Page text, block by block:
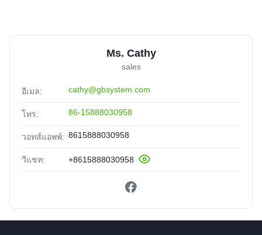
Ms. Cathy
sales
อีเมล: cathy@gbsystem.com
โทร: 86-15888030958
วอทส์แอพพ์: 8615888030958
วีแชท: +8615888030958